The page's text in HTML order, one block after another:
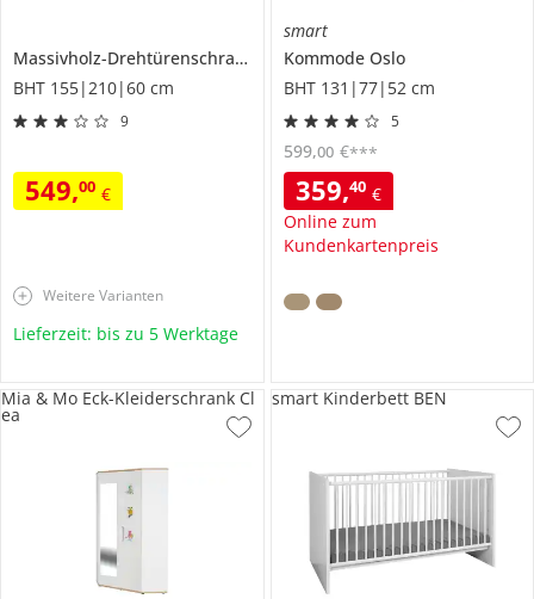
Massivholz-Drehtürenschrank aus Massivholz
BHT 155|210|60 cm
9
549,00 €
Weitere Varianten
Lieferzeit: bis zu 5 Werktage
smart
Kommode Oslo
BHT 131|77|52 cm
5
359,40 €
Online zum
Kundenkartenpreis
599,00 €***
Mia & Mo Eck-Kleiderschrank Cl
ea
smart Kinderbett BEN